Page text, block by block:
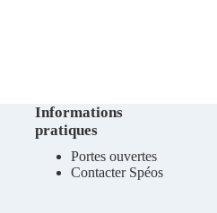
Informations
pratiques
Portes ouvertes
Contacter Spéos